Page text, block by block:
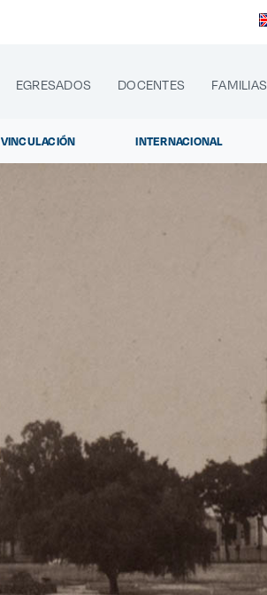
EGRESADOS DOCENTES FAMILIAS
VINCULACIÓN INTERNACIONAL